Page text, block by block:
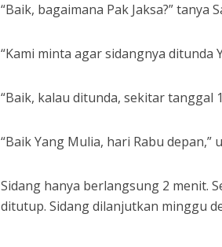
“Baik, bagaimana Pak Jaksa?” tanya
“Kami minta agar sidangnya ditunda
“Baik, kalau ditunda, sekitar tanggal
“Baik Yang Mulia, hari Rabu depan,”
Sidang hanya berlangsung 2 menit.
ditutup. Sidang dilanjutkan minggu